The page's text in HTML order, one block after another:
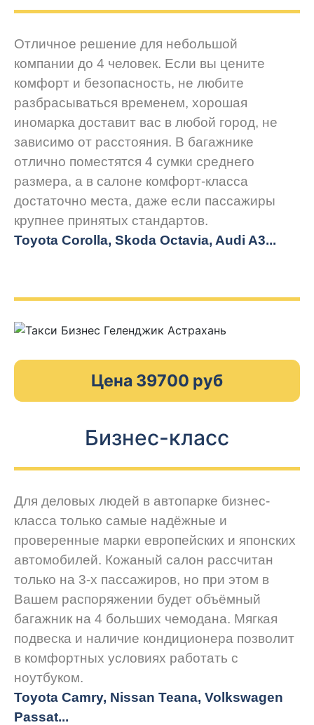
Отличное решение для небольшой
компании до 4 человек. Если вы цените
комфорт и безопасность, не любите
разбрасываться временем, хорошая
иномарка доставит вас в любой город, не
зависимо от расстояния. В багажнике
отлично поместятся 4 сумки среднего
размера, а в салоне комфорт-класса
достаточно места, даже если пассажиры
крупнее принятых стандартов.
Toyota Corolla, Skoda Octavia, Audi A3...
Цена 39700 руб
Бизнес-класс
Для деловых людей в автопарке бизнес-
класса только самые надёжные и
проверенные марки европейских и японских
автомобилей. Кожаный салон рассчитан
только на 3-х пассажиров, но при этом в
Вашем распоряжении будет объёмный
багажник на 4 больших чемодана. Мягкая
подвеска и наличие кондиционера позволит
в комфортных условиях работать с
ноутбуком.
Toyota Camry, Nissan Teana, Volkswagen
Passat...